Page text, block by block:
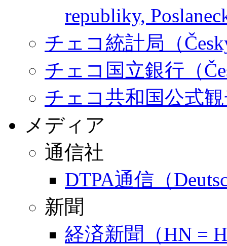
republiky,
チェコ統計局（
チェコ国立銀行（
チェコ共和国公式
メディア
通信社
DTPA通信（
新聞
経済新聞（HN =